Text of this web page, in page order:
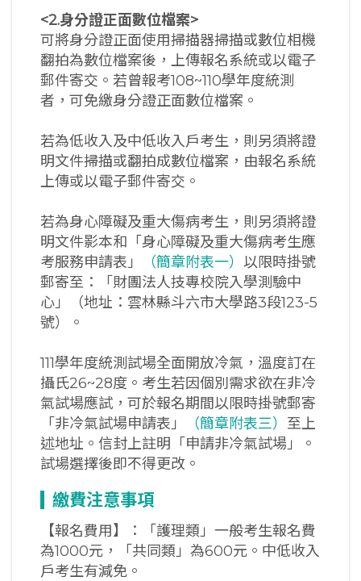
<2.身分證正面數位檔案>
可將身分證正面使用掃描器掃描或數位相機
翻拍為數位檔案後，上傳報名系統或以電子
郵件寄交。若曾報考108~110學年度統測
者，可免繳身分證正面數位檔案。
若為低收入及中低收入戶考生，則另須將證
明文件掃描或翻拍成數位檔案，由報名系統
上傳或以電子郵件寄交。
若為身心障礙及重大傷病考生，則另須將證
明文件影本和「身心障礙及重大傷病考生應
考服務申請表」
（簡章附表一） 以限時掛號
郵寄至：「財團法人技專校院入學測驗中
心」（地址：雲林縣斗六市大學路3段123-5
號）。
111學年度統測試場全面開放冷氣，溫度訂在
攝氏26~28度。考生若因個別需求欲在非冷
氣試場應試，可於報名期間以限時掛號郵寄
「非冷氣試場申請表」
（簡章附表三） 至上
述地址。信封上註明「申請非冷氣試場」。
試場選擇後即不得更改。
繳費注意事項
【報名費用】：「護理類」一般考生報名費
為1000元，「共同類」為600元。中低收入
戶考生有減免。